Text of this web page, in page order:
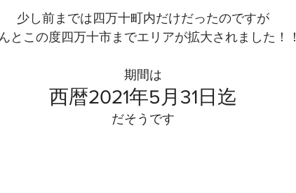
少し前までは四万十町内だけだったのですが
とこの度四万十市までエリアが拡大されました！！
期間は
西暦2021年5月31日迄
だそうです